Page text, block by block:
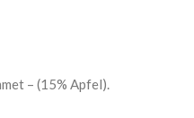
– (15% Apfel).